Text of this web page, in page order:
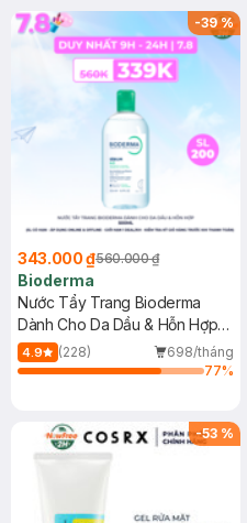
-39%
343.000 ₫560.000 ₫
Bioderma
Nước Tẩy Trang Bioderma
Dành Cho Da Dầu & Hỗn Hợp
500ml
4.9 (228)
698/tháng
77%
-53 %